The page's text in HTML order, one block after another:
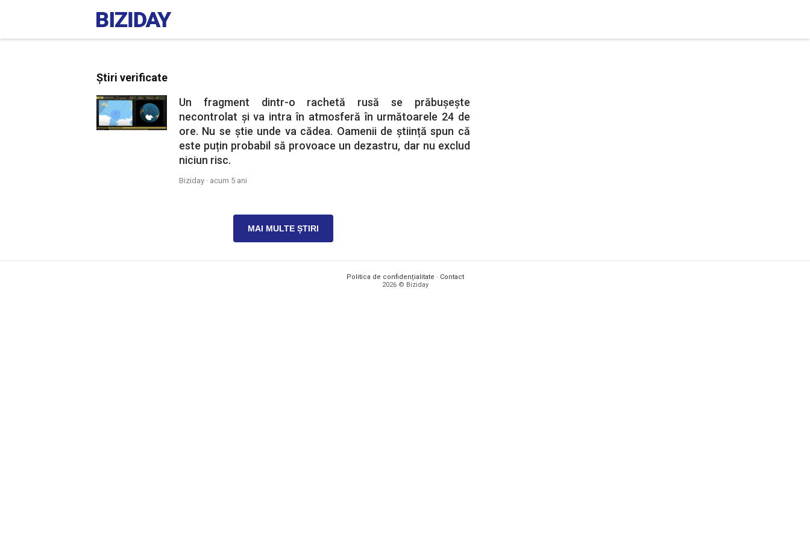
Știri verificate
Un fragment dintr-o rachetă rusă se prăbușește
necontrolat și va intra în atmosferă în următoarele 24 de
ore. Nu se știe unde va cădea. Oamenii de știință spun că
este puțin probabil să provoace un dezastru, dar nu exclud
niciun risc.
Biziday · acum 5 ani
MAI MULTE ȘTIRI
Politica de confidențialitate · Contact
2026 © Biziday